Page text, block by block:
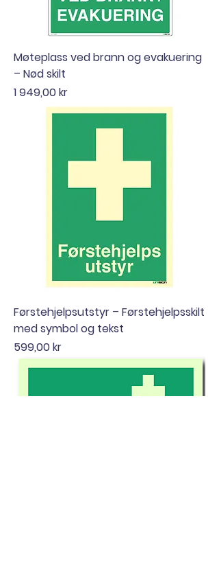
Møteplass ved brann og evakuering
– Nød skilt
Pris
1 949,00 kr
Førstehjelpsutstyr – Førstehjelpsskilt
med symbol og tekst
Pris
599,00 kr